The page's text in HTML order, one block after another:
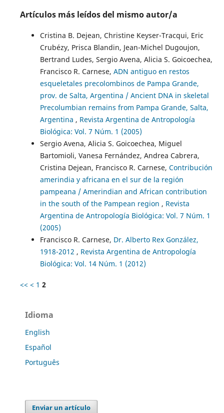
Artículos más leídos del mismo autor/a
Cristina B. Dejean, Christine Keyser-Tracqui, Eric
Crubézy, Prisca Blandin, Jean-Michel Dugoujon,
Bertrand Ludes, Sergio Avena, Alicia S. Goicoechea,
Francisco R. Carnese, ADN antiguo en restos
esqueletales precolombinos de Pampa Grande,
prov. de Salta, Argentina / Ancient DNA in skeletal
Precolumbian remains from Pampa Grande, Salta,
Argentina , Revista Argentina de Antropología
Biológica: Vol. 7 Núm. 1 (2005)
Sergio Avena, Alicia S. Goicoechea, Miguel
Bartomioli, Vanesa Fernández, Andrea Cabrera,
Cristina Dejean, Francisco R. Carnese, Contribución
amerindia y africana en el sur de la región
pampeana / Amerindian and African contribution
in the south of the Pampean region , Revista
Argentina de Antropología Biológica: Vol. 7 Núm. 1
(2005)
Francisco R. Carnese, Dr. Alberto Rex González,
1918-2012 , Revista Argentina de Antropología
Biológica: Vol. 14 Núm. 1 (2012)
<< < 1 2
Idioma
English
Español
Português
Enviar un artículo